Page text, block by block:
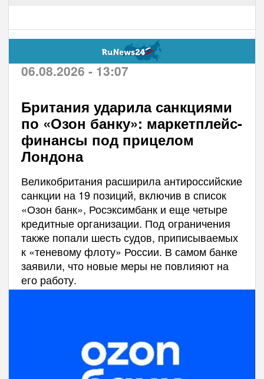
06.08.2026 - 13:07
Британия ударила санкциями
по «Озон банку»: маркетплейс-
финансы под прицелом
Лондона
Великобритания расширила антироссийские
санкции на 19 позиций, включив в список
«Озон банк», Росэксимбанк и еще четыре
кредитные организации. Под ограничения
также попали шесть судов, приписываемых
к «теневому флоту» России. В самом банке
заявили, что новые меры не повлияют на
его работу.